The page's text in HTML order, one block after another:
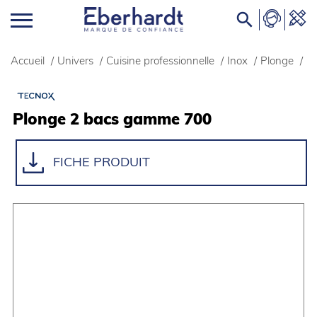

Accueil / Univers / Cuisine professionnelle / Inox / Plonge /
Plonge 2 bacs gamme 700
FICHE PRODUIT